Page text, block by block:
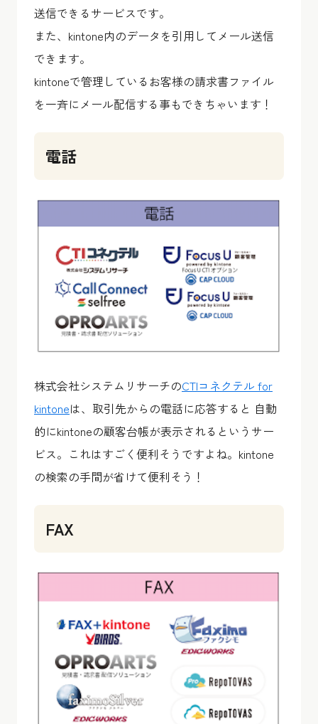
送信できるサービスです。
また、kintone内のデータを引用してメール送信
できます。
kintoneで管理しているお客様の請求書ファイル
を一斉にメール配信する事もできちゃいます！
電話
株式会社システムリサーチのCTIコネクテル for
kintoneは、取引先からの電話に応答すると 自動
的にkintoneの顧客台帳が表示されるというサー
ビス。これはすごく便利そうですよね。kintone
の検索の手間が省けて便利そう！
FAX